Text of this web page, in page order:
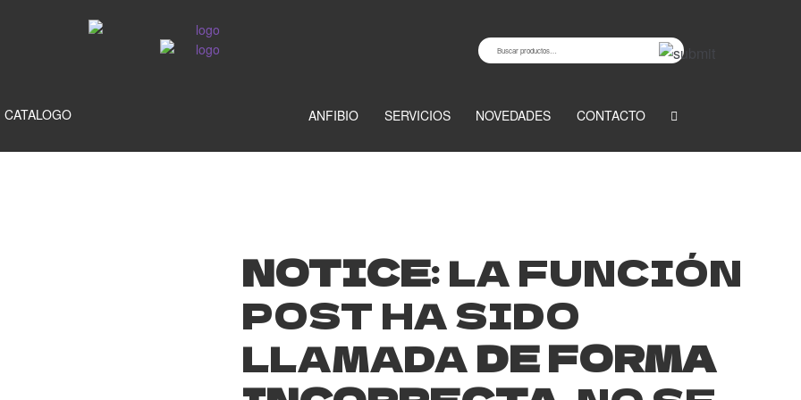
Buscar
por:
Buscar
ANFIBIO SERVICIOS NOVEDADES CONTACTO
CATALOGO
NOTICE: LA FUNCIÓN
POST HA SIDO
LLAMADADE FORMA